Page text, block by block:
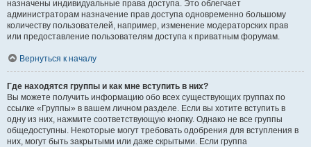
назначены индивидуальные права доступа. Это облегчает
администраторам назначение прав доступа одновременно большому
количеству пользователей, например, изменение модераторских прав
или предоставление пользователям доступа к приватным форумам.
Вернуться к началу
Где находятся группы и как мне вступить в них?
Вы можете получить информацию обо всех существующих группах по
ссылке «Группы» в вашем личном разделе. Если вы хотите вступить в
одну из них, нажмите соответствующую кнопку. Однако не все группы
общедоступны. Некоторые могут требовать одобрения для вступления в
них, могут быть закрытыми или даже скрытыми. Если группа